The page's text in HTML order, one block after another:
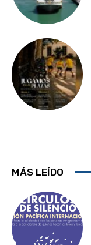
MÁS LEÍDO